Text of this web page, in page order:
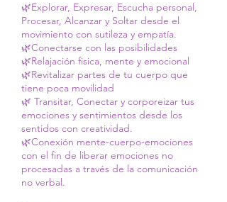
🌿Explorar, Expresar, Escucha personal,
Procesar, Alcanzar y Soltar desde el
movimiento con sutileza y empatía.
🌿Conectarse con las posibilidades
🌿Relajación fisica, mente y emocional
🌿Revitalizar partes de tu cuerpo que
tiene poca movilidad
🌿 Transitar, Conectar y corporeizar tus
emociones y sentimientos desde los
sentidos con creatividad.
🌿Conexión mente-cuerpo-emociones
con el fin de liberar emociones no
procesadas a través de la comunicación
no verbal.